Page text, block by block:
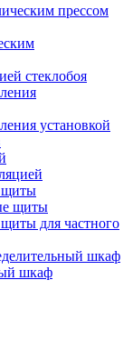
прессом
стеклобоя
установкой
щиты
щиты
для частного
шкаф
шкаф